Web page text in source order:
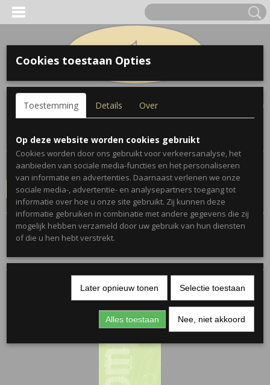
Inloggen Registreren
(0)
Home >Geschenken >Boeken
Conditie
Selecteer 1 of meerdere
opties
Sorteer op:
Cookies toestaan Opties
Toestemming Details Over
Op deze website worden cookies gebruikt
Cookies worden door ons gebruikt voor verkeersanalyse, het
aanbieden van sociale media-functies en het personaliseren
van informatie en advertenties. Daarnaast verlenen we onze
sociale media-, advertentie- en analysepartners toegang tot
informatie over hoe u onze site gebruikt. Zij kunnen deze
informatie gebruiken in combinatie met andere gegevens die zij
mogelijk hebben verzameld door uw gebruik van hun diensten
of die u hen hebt verstrekt.
Later opnieuw tonen Selectie toestaan
Alles toestaan Nee, niet akkoord